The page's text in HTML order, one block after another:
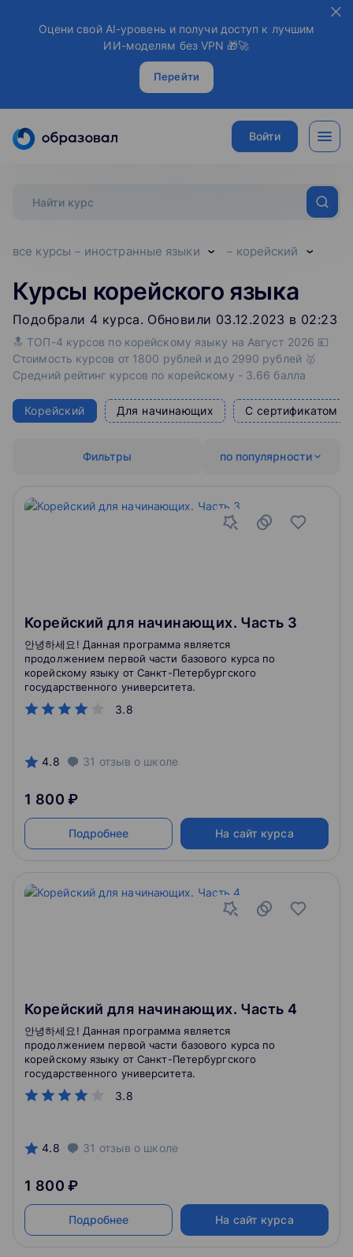
Оцени свой AI-уровень и получи доступ к лучшим
ИИ-моделям без VPN 🎁🚀
Перейти
Войти
все курсы иностранные языки корейский
Курсы корейского языка
Подобрали 4 курса. Обновили 03.12.2023 в 02:23
🔝 ТОП-4 курсов по корейскому языку на Август 2026 💴
Стоимость курсов от 1800 рублей и до 2990 рублей 🥇
Средний рейтинг курсов по корейскому - 3.66 балла
Корейский Для начинающих С сертификатом
по популярности
Фильтры
Корейский для начинающих. Часть 3
3.8
안녕하세요! Данная программа является
продолжением первой части базового курса по
корейскому языку от Санкт-Петербургского
государственного университета.
4.8 31 отзыв о школе
1 800 ₽
Подробнее На сайт курса
Корейский для начинающих. Часть 4
3.8
안녕하세요! Данная программа является
продолжением первой части базового курса по
корейскому языку от Санкт-Петербургского
государственного университета.
4.8 31 отзыв о школе
1 800 ₽
Подробнее На сайт курса